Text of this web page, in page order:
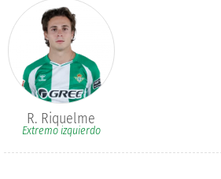
R. Riquelme
Extremo izquierdo